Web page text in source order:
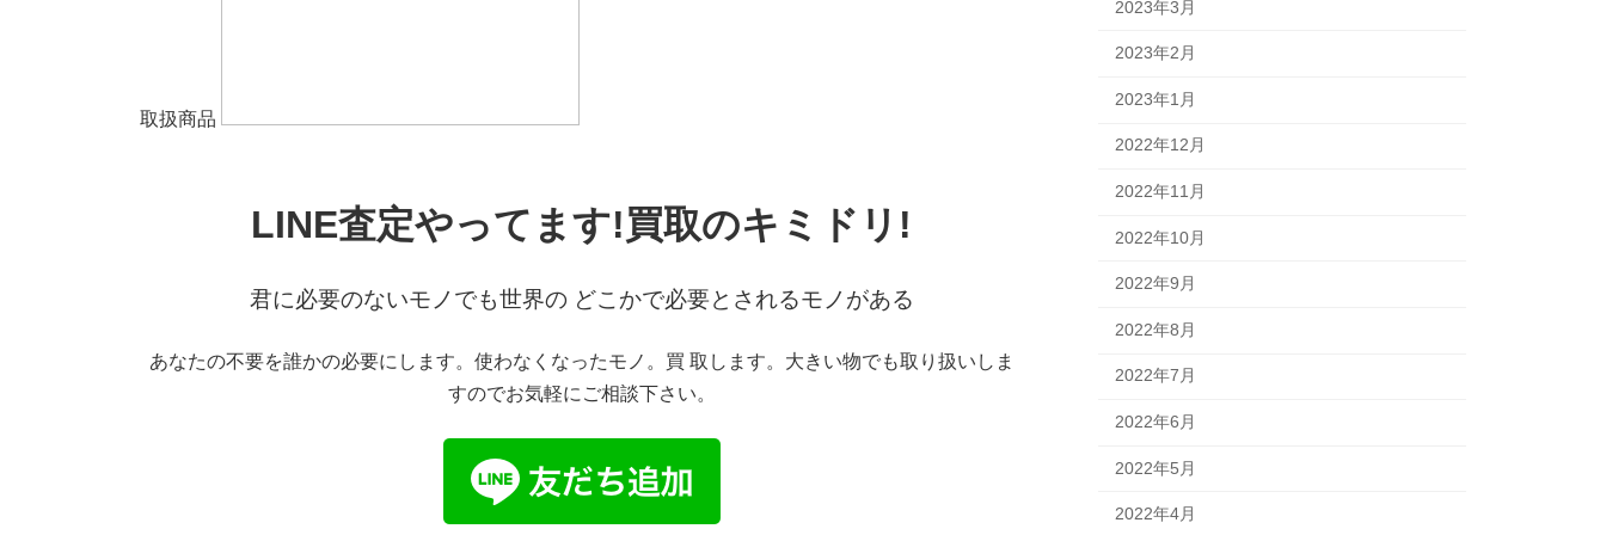
取扱商品
LINE査定やってます!買取のキミドリ !
君に必要のないモノでも世界の どこかで必要とされるモノがある
あなたの不要を誰かの必要にします。使わなくなったモノ。買 取します。大きい物でも取り扱いしま
すのでお気軽にご相談下さい。
2023年3月
2023年2月
2023年1月
2022年12月
2022年11月
2022年10月
2022年9月
2022年8月
2022年7月
2022年6月
2022年5月
2022年4月